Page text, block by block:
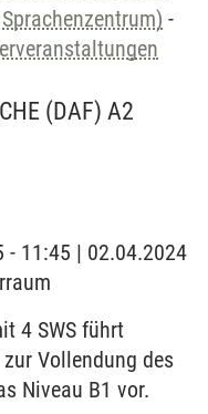
-
(DAF) A2
11:45 | 02.04.2024
4 SWS führt
Vollendung des
Niveau B1 vor.